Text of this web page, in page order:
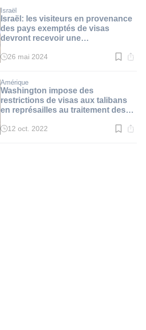
:
3
min.
Israël
Israël: les visiteurs en provenance
des pays exemptés de visas
devront recevoir une
Temps
:
2
min.
26 mai 2024
Amérique
Washington impose des
restrictions de visas aux talibans
en représailles au traitement des
Temps
12 oct. 2022